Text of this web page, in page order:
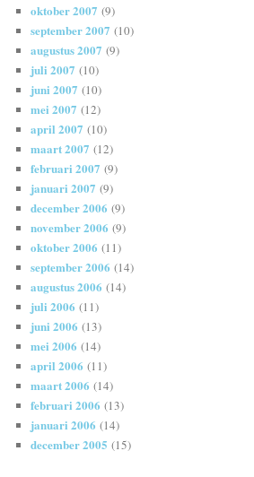
oktober 2007 (9)
september 2007 (10)
augustus 2007 (9)
juli 2007 (10)
juni 2007 (10)
mei 2007 (12)
april 2007 (10)
maart 2007 (12)
februari 2007 (9)
januari 2007 (9)
december 2006 (9)
november 2006 (9)
oktober 2006 (11)
september 2006 (14)
augustus 2006 (14)
juli 2006 (11)
juni 2006 (13)
mei 2006 (14)
april 2006 (11)
maart 2006 (14)
februari 2006 (13)
januari 2006 (14)
december 2005 (15)